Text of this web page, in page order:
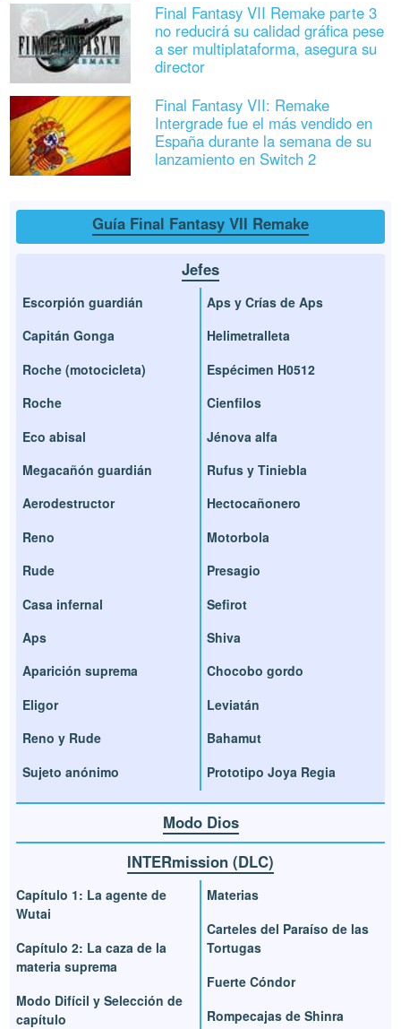
Final Fantasy VII Remake parte 3
no reducirá su calidad gráfica pese
a ser multiplataforma, asegura su
director
Final Fantasy VII: Remake
Intergrade fue el más vendido en
España durante la semana de su
lanzamiento en Switch 2
Guía Final Fantasy VII Remake
Jefes
Escorpión guardián
Capitán Gonga
Roche (motocicleta)
Roche
Eco abisal
Megacañón guardián
Aerodestructor
Reno
Rude
Casa infernal
Aps
Aparición suprema
Eligor
Reno y Rude
Sujeto anónimo
Aps y Crías de Aps
Helimetralleta
Espécimen H0512
Cienfilos
Jénova alfa
Rufus y Tiniebla
Hectocañonero
Motorbola
Presagio
Sefirot
Shiva
Chocobo gordo
Leviatán
Bahamut
Prototipo Joya Regia
Modo Dios
INTERmission (DLC)
Capítulo 1: La agente de
Wutai
Capítulo 2: La caza de la
materia suprema
Modo Difícil y Selección de
capítulo
Materias
Carteles del Paraíso de las
Tortugas
Fuerte Cóndor
Rompecajas de Shinra